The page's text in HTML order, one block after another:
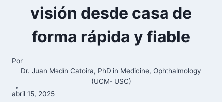
visión desde casa de
forma rápida y fiable
Por
Dr. Juan Medín Catoira, PhD in Medicine, Ophthalmology
(UCM- USC)
abril 15, 2025